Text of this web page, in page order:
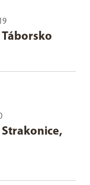
Táborsko
Strakonice,